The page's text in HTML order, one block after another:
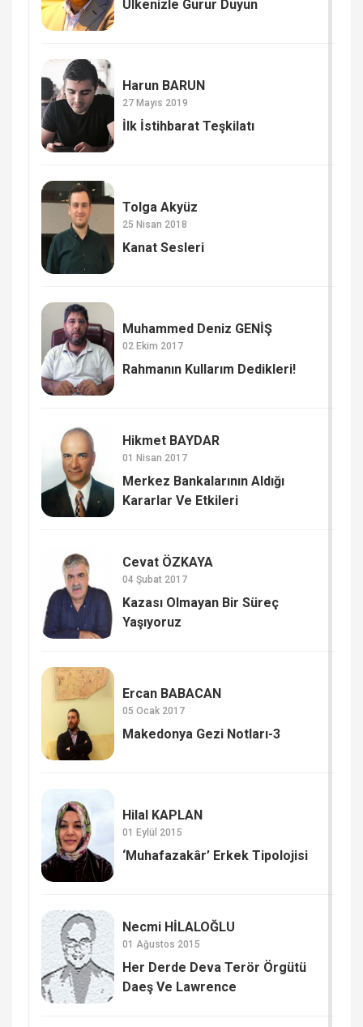
Ülkenizle Gurur Duyun
Harun BARUN
27 Mayıs 2019
İlk İstihbarat Teşkilatı
Tolga Akyüz
25 Nisan 2018
Kanat Sesleri
Muhammed Deniz GENİŞ
02 Ekim 2017
Rahmanın Kullarım Dedikleri!
Hikmet BAYDAR
01 Nisan 2017
Merkez Bankalarının Aldığı
Kararlar Ve Etkileri
Cevat ÖZKAYA
04 Şubat 2017
Kazası Olmayan Bir Süreç
Yaşıyoruz
Ercan BABACAN
05 Ocak 2017
Makedonya Gezi Notları-3
Hilal KAPLAN
01 Eylül 2015
‘Muhafazakâr’ Erkek Tipolojisi
Necmi HİLALOĞLU
01 Ağustos 2015
Her Derde Deva Terör Örgütü
Daeş Ve Lawrence